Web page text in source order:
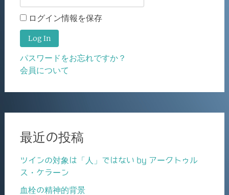
ログイン情報を保存
パスワードをお忘れですか？
会員について
最近の投稿
ツインの対象は「人」ではない by アークトゥル
ス・ケラーン
血栓の精神的背景